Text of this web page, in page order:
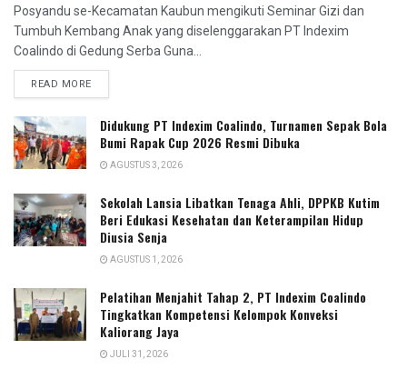
Posyandu se-Kecamatan Kaubun mengikuti Seminar Gizi dan
Tumbuh Kembang Anak yang diselenggarakan PT Indexim
Coalindo di Gedung Serba Guna...
READ MORE
Didukung PT Indexim Coalindo, Turnamen Sepak Bola
Bumi Rapak Cup 2026 Resmi Dibuka
AGUSTUS 3, 2026
Sekolah Lansia Libatkan Tenaga Ahli, DPPKB Kutim
Beri Edukasi Kesehatan dan Keterampilan Hidup
Diusia Senja
AGUSTUS 1, 2026
Pelatihan Menjahit Tahap 2, PT Indexim Coalindo
Tingkatkan Kompetensi Kelompok Konveksi
Kaliorang Jaya
JULI 31, 2026